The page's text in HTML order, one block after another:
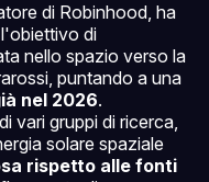
di Robinhood, ha
di
nello spazio verso la
puntando a una
nel 2026.
vari gruppi di ricerca,
solare spaziale
rispetto alle fonti